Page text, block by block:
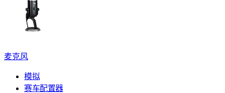
麦克风
模拟
赛车配置器